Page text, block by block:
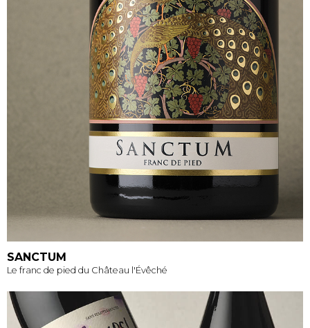
SANCTUM
Le franc de pied du Château l'Évêché